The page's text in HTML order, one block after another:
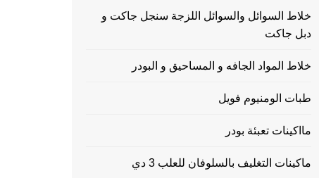
خلاط السوائل والسوائل اللزجة سنجل جاكت و
دبل جاكت
خلاط المواد الجافه و المساحيق و البودر
طبات الومنيوم فويل
مااكينات تعبئة بودر
ماكينات التغليف بالسلوفان للعلب 3 دي